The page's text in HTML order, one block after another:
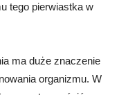
tego pierwiastka w
ma duże znaczenie
organizmu. W